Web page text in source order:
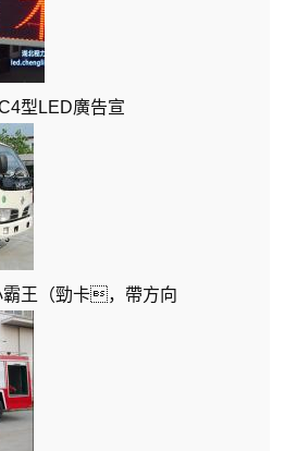
型LED廣告宣
霸王（勁卡，帶方向